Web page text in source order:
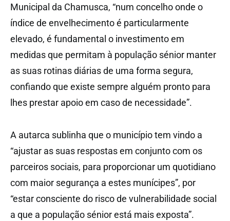
Municipal da Chamusca, “num concelho onde o
índice de envelhecimento é particularmente
elevado, é fundamental o investimento em
medidas que permitam à população sénior manter
as suas rotinas diárias de uma forma segura,
confiando que existe sempre alguém pronto para
lhes prestar apoio em caso de necessidade”.
A autarca sublinha que o município tem vindo a
“ajustar as suas respostas em conjunto com os
parceiros sociais, para proporcionar um quotidiano
com maior segurança a estes munícipes”, por
“estar consciente do risco de vulnerabilidade social
a que a população sénior está mais exposta”.